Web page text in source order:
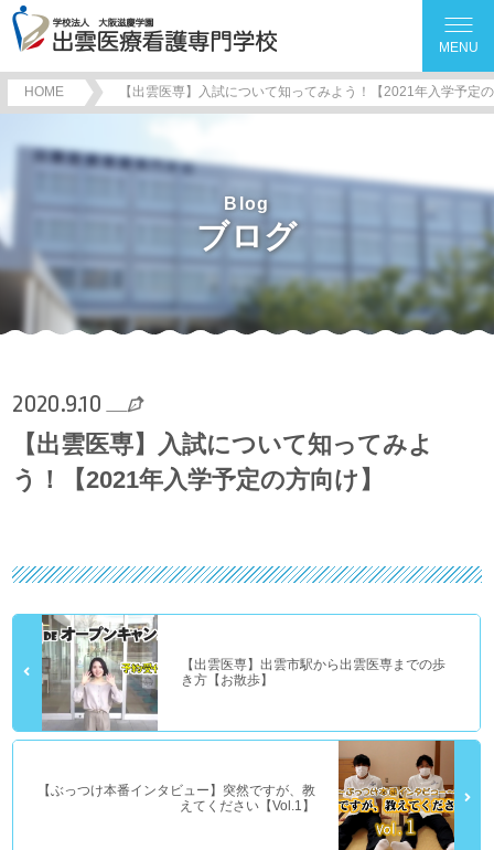
MENU
HOME 【出雲医専】入試について知ってみよう！【2021年入学予定
Blog
ブログ
2020.9.10
【出雲医専】入試について知ってみよ
う！【2021年入学予定の方向け】
【出雲医専】出雲市駅から出雲医専までの歩
き方【お散歩】
【ぶっつけ本番インタビュー】突然ですが、教
えてください【Vol.1】